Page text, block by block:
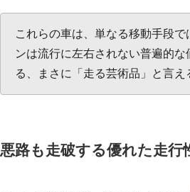
これらの車は、単なる移動手段
ンは流行に左右されない普遍的
る、まさに「走る芸術品」と言え
悪路も走破する優れた走行